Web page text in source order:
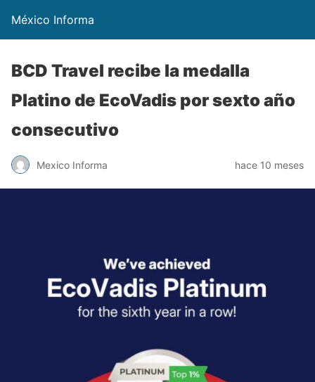
México Informa
BCD Travel recibe la medalla
Platino de EcoVadis por sexto año
consecutivo
Mexico Informa hace 10 meses